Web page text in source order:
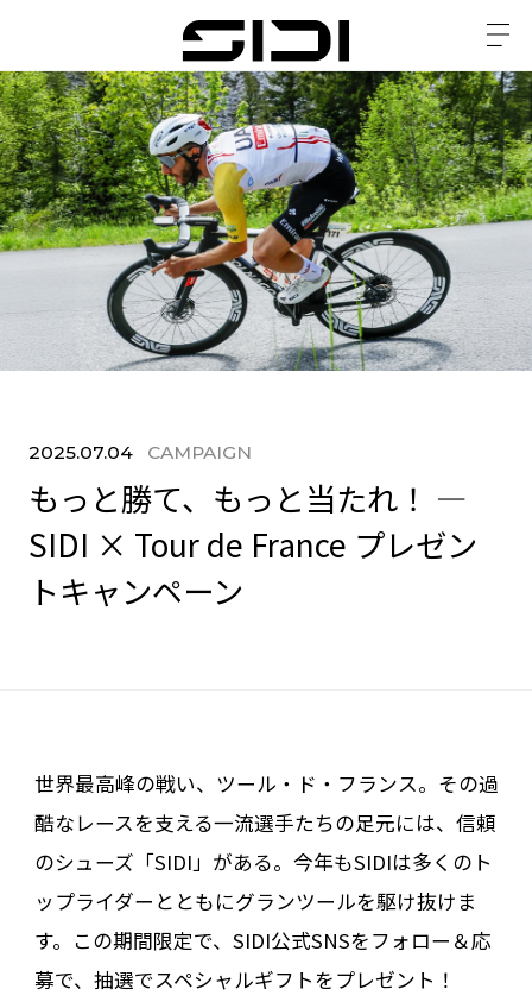
2025.07.04 CAMPAIGN
もっと勝て、もっと当たれ！ ―
SIDI × Tour de France プレゼン
トキャンペーン
世界最高峰の戦い、ツール・ド・フランス。その過
酷なレースを支える一流選手たちの足元には、信頼
のシューズ「SIDI」がある。今年もSIDIは多くのト
ップライダーとともにグランツールを駆け抜けま
す。この期間限定で、SIDI公式SNSをフォロー＆応
募で、抽選でスペシャルギフトをプレゼント！